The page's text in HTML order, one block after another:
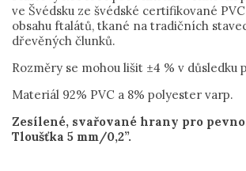
ve Švédsku ze švédské certifikované
obsahu ftalátů, tkané na tradičních
dřevěných člunků.
Rozměry se mohou lišit ±4 % v důsledku
Materiál 92% PVC a 8% polyester varp.
Zesílené, svařované hrany pro
Tloušťka 5 mm/0,2”.